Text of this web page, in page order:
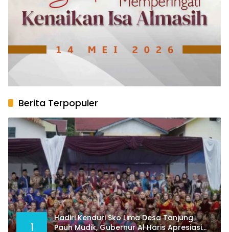
Berita Terpopuler
1
Hadiri Kenduri Sko Lima Desa Tanjung
Pauh Mudik, Gubernur Al Haris Apresiasi